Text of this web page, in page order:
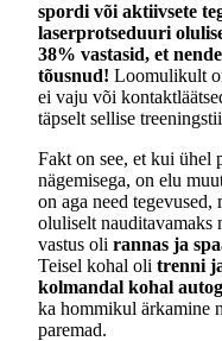
spordi või aktiivsete
laserprotseduuri
38% vastasid, et
tõusnud! Loomulikult
ei vaju või
täpselt sellise
Fakt on see, et kui ühel
nägemisega, on elu
on aga need
oluliselt nauditavamaks
vastus oli rannas ja
Teisel kohal oli trenni
kolmandal kohal
ka hommikul ärkamine
paremad.